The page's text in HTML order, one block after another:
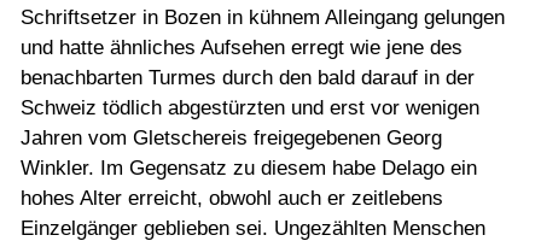
Schriftsetzer in Bozen in kühnem Alleingang gelungen
und hatte ähnliches Aufsehen erregt wie jene des
benachbarten Turmes durch den bald darauf in der
Schweiz tödlich abgestürzten und erst vor wenigen
Jahren vom Gletschereis freigegebenen Georg
Winkler. Im Gegensatz zu diesem habe Delago ein
hohes Alter erreicht, obwohl auch er zeitlebens
Einzelgänger geblieben sei. Ungezählten Menschen